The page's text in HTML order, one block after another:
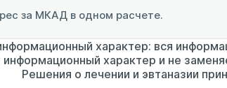
за МКАД в одном расчете.
характер: вся
характер и не
Решения о лечении и эвтаназии